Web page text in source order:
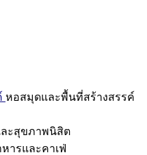
หอสมุดและพื้นที่สร้างสรรค์
ะสุขภาพนิสิต
หารและคาเฟ่